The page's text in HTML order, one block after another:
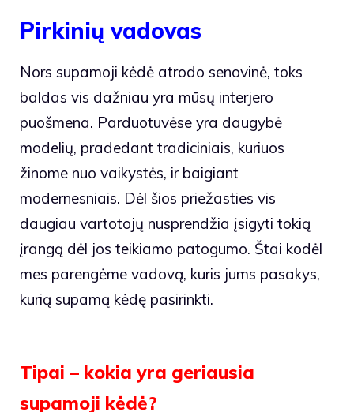
Pirkinių vadovas
Nors supamoji kėdė atrodo senovinė, toks
baldas vis dažniau yra mūsų interjero
puošmena. Parduotuvėse yra daugybė
modelių, pradedant tradiciniais, kuriuos
žinome nuo vaikystės, ir baigiant
modernesniais. Dėl šios priežasties vis
daugiau vartotojų nusprendžia įsigyti tokią
įrangą dėl jos teikiamo patogumo. Štai kodėl
mes parengėme vadovą, kuris jums pasakys,
kurią supamą kėdę pasirinkti.
Tipai – kokia yra geriausia
supamoji kėdė?